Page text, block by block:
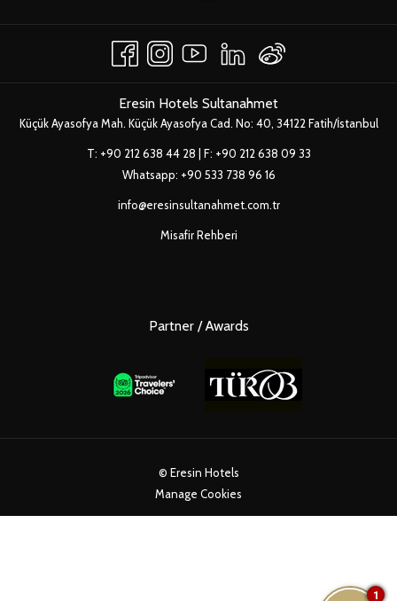
Eresin Hotels Sultanahmet
Küçük Ayasofya Mah. Küçük Ayasofya Cad. No: 40, 34122 Fatih/İstanbul
T: +90 212 638 44 28 | F: +90 212 638 09 33
Whatsapp: +90 533 738 96 16
info@eresinsultanahmet.com.tr
Misafir Rehberi
Partner / Awards
© Eresin Hotels
Manage Cookies
1